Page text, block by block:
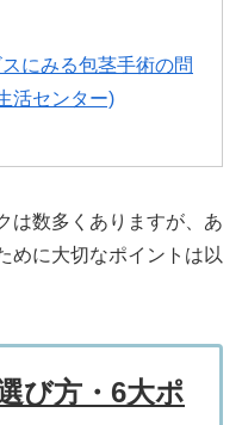
にみる包茎手術の問
活センター)
は数多くありますが、あ
めに大切なポイントは以
び方・6大ポ